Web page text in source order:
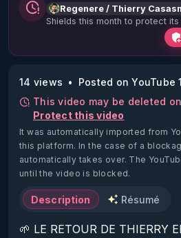
Regenere / Thierry
Shields this month to protect
14 views
Posted on YouTube
This video may be deleted
Protect this video
It was automatically imported from
this platform. In the case of a
automatically takes over. The
until the video is blocked.
Description Résumé
🌱 LE RETOUR DE THIERRY